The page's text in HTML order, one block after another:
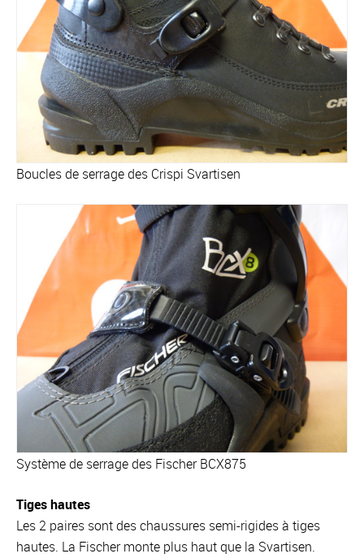
Boucles de serrage des Crispi Svartisen
Système de serrage des Fischer BCX875
Tiges hautes
Les 2 paires sont des chaussures semi-rigides à tiges
hautes. La Fischer monte plus haut que la Svartisen.